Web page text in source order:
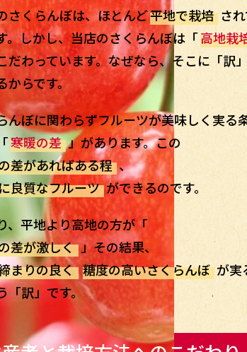
さくらんぼは、ほとんど平地で栽培 さ
。しかし、当店のさくらんぼは「高地栽
だわっています。なぜなら、そこに「訳」
からです。
んぼに関わらずフルーツが美味しく実る
寒暖の差 」があります。この
差があればある程 、
良質なフルーツ ができるのです。
、平地より高地の方が「
差が激しく 」その結果、
まりの良く 糖度の高いさくらんぼ が実
「訳」です。